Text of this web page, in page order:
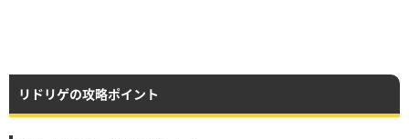
リドリゲの攻略ポイント